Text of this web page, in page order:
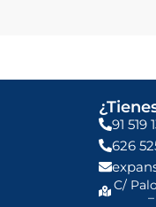
91 519
626
C/